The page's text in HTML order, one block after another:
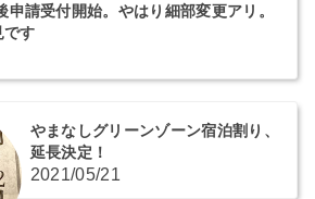
請受付開始。やはり細部変更アリ。
です
やまなしグリーンゾーン宿泊割り、
延長決定！
2021/05/21